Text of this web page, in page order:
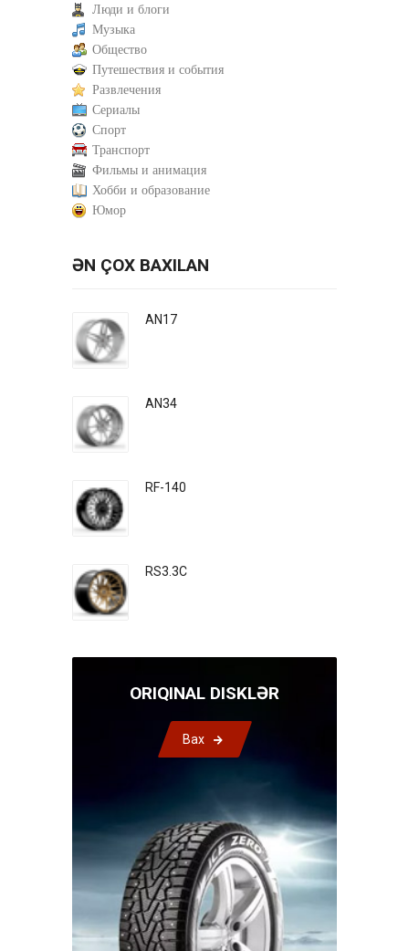
Люди и блоги
Музыка
Общество
Путешествия и события
Развлечения
Сериалы
Спорт
Транспорт
Фильмы и анимация
Хобби и образование
Юмор
ƏN ÇOX BAXILAN
AN17
AN34
RF-140
RS3.3C
ORIQINAL DISKLƏR
Bax